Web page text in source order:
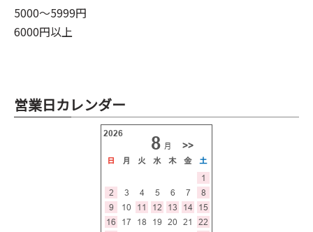
5000～5999円
6000円以上
営業日カレンダー